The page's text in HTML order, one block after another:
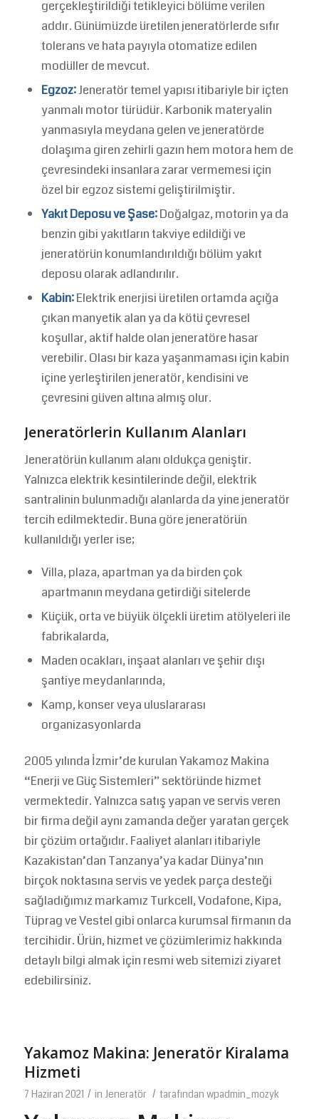
gerçekleştirildiği tetikleyici bölüme verilen
addır. Günümüzde üretilen jeneratörlerde sıfır
tolerans ve hata payıyla otomatize edilen
modüller de mevcut.
Egzoz:Jeneratör temel yapısı itibariyle bir içten
yanmalı motor türüdür. Karbonik materyalin
yanmasıyla meydana gelen ve jeneratörde
dolaşıma giren zehirli gazın hem motora hem de
çevresindeki insanlara zarar vermemesi için
özel bir egzoz sistemi geliştirilmiştir.
Yakıt Deposu ve Şase:Doğalgaz, motorin ya da
benzin gibi yakıtların takviye edildiği ve
jeneratörün konumlandırıldığı bölüm yakıt
deposu olarak adlandırılır.
Kabin:Elektrik enerjisi üretilen ortamda açığa
çıkan manyetik alan ya da kötü çevresel
koşullar, aktif halde olan jeneratöre hasar
verebilir. Olası bir kaza yaşanmaması için kabin
içine yerleştirilen jeneratör, kendisini ve
çevresini güven altına almış olur.
Jeneratörlerin Kullanım Alanları
Jeneratörün kullanım alanı oldukça geniştir.
Yalnızca elektrik kesintilerinde değil, elektrik
santralinin bulunmadığı alanlarda da yine jeneratör
tercih edilmektedir. Buna göre jeneratörün
kullanıldığı yerler ise;
Villa, plaza, apartman ya da birden çok
apartmanın meydana getirdiği sitelerde
Küçük, orta ve büyük ölçekli üretim atölyeleri ile
fabrikalarda,
Maden ocakları, inşaat alanları ve şehir dışı
şantiye meydanlarında,
Kamp, konser veya uluslararası
organizasyonlarda
2005 yılında İzmir’de kurulan Yakamoz Makina
“Enerji ve Güç Sistemleri” sektöründe hizmet
vermektedir. Yalnızca satış yapan ve servis veren
bir firma değil aynı zamanda değer yaratan gerçek
bir çözüm ortağıdır. Faaliyet alanları itibariyle
Kazakistan’dan Tanzanya’ya kadar Dünya’nın
birçok noktasına servis ve yedek parça desteği
sağladığımız markamız Turkcell, Vodafone, Kipa,
Tüprag ve Vestel gibi onlarca kurumsal firmanın da
tercihidir. Ürün, hizmet ve çözümlerimiz hakkında
detaylı bilgi almak için resmi web sitemizi ziyaret
edebilirsiniz.
Yakamoz Makina: Jeneratör Kiralama
Hizmeti
7 Haziran 2021 / in Jeneratör / tarafından wpadmin_mozyk